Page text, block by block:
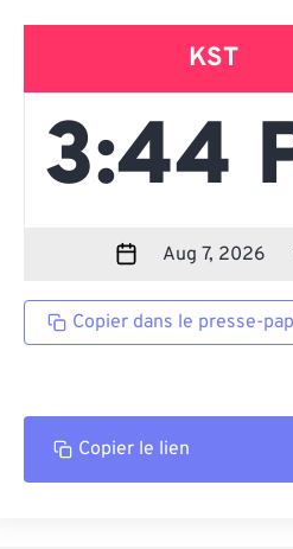
KST
Copier dans le presse-
Copier le lien